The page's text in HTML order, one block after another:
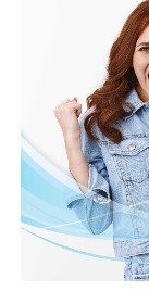
Sensação de qi
De-qi (Chinês:
refere a uma
formigamento
sensação não
acuponto não
não foi
manipulação
várias técnicas
governo
Diante desse
referência no
alerta firme
disco cervical é
subestimada,
graves se não
atenção.
“A dor no